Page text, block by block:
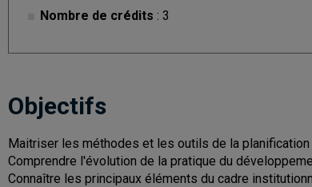
Nombre de crédits : 3
Objectifs
Maitriser les méthodes et les outils de la
Comprendre l'évolution de la pratique du
Connaître les principaux éléments du cadre